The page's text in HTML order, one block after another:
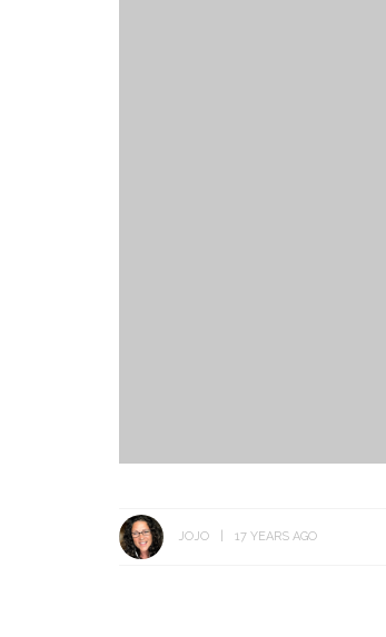
JOJO 17 YEARS AGO